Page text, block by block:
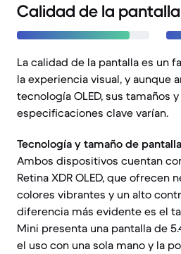
Calidad de la pantalla
La calidad de la pantalla es un
la experiencia visual, y aunque
tecnología OLED, sus tamaños
especificaciones clave varían.
Tecnología y tamaño de
Ambos dispositivos cuentan
Retina XDR OLED, que ofrecen
colores vibrantes y un alto
diferencia más evidente es el
Mini presenta una pantalla de
el uso con una sola mano y la